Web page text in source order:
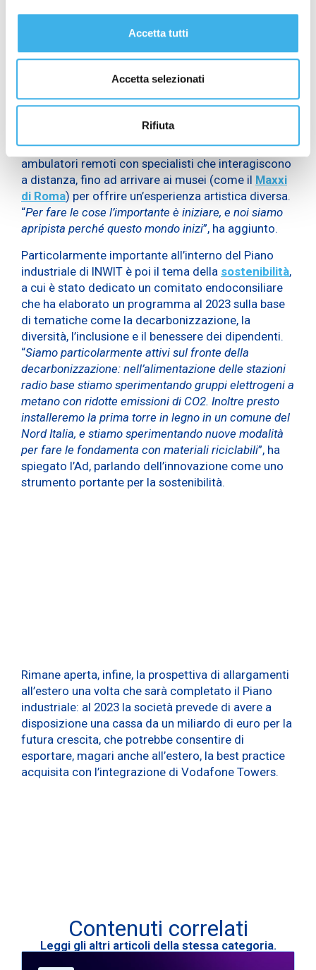
Accetta tutti
Accetta selezionati
Rifiuta
“L’industria 4.0 è il driver principale di questa
evoluzione, e in questo senso giochiamo un ruolo da
apripista: predisponiamo l’infrastruttura in maniera
pronta ad affrontare le nuove sfide nel momento in
cui si saranno servizi verticali”, ha spiegato,
andrebbero a migliorare sensibilmente la vita delle
persone. Dalla didattica a distanza all’università ad
ambulatori remoti con specialisti che interagiscono
a distanza, fino ad arrivare ai musei (come il Maxxi
di Roma) per offrire un’esperienza artistica diversa.
“Per fare le cose l’importante è iniziare, e noi siamo
apripista perché questo mondo inizi”, ha aggiunto.
Particolarmente importante all’interno del Piano
industriale di INWIT è poi il tema della sostenibilità,
a cui è stato dedicato un comitato endoconsiliare
che ha elaborato un programma al 2023 sulla base
di tematiche come la decarbonizzazione, la
diversità, l’inclusione e il benessere dei dipendenti.
“Siamo particolarmente attivi sul fronte della
decarbonizzazione: nell’alimentazione delle stazioni
radio base stiamo sperimentando gruppi elettrogeni a
metano con ridotte emissioni di CO2. Inoltre presto
installeremo la prima torre in legno in un comune del
Nord Italia, e stiamo sperimentando nuove modalità
per fare le fondamenta con materiali riciclabili”, ha
spiegato l’Ad, parlando dell’innovazione come uno
strumento portante per la sostenibilità.
Rimane aperta, infine, la prospettiva di allargamenti
all’estero una volta che sarà completato il Piano
industriale: al 2023 la società prevede di avere a
disposizione una cassa da un miliardo di euro per la
futura crescita, che potrebbe consentire di
esportare, magari anche all’estero, la best practice
acquisita con l’integrazione di Vodafone Towers.
Contenuti correlati
Leggi gli altri articoli della stessa categoria.